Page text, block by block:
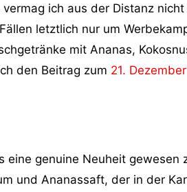
ich aus der Distanz
letztlich nur um
mit Ananas,
den Beitrag zum 21.
genuine Neuheit
und Ananassaft, der in der